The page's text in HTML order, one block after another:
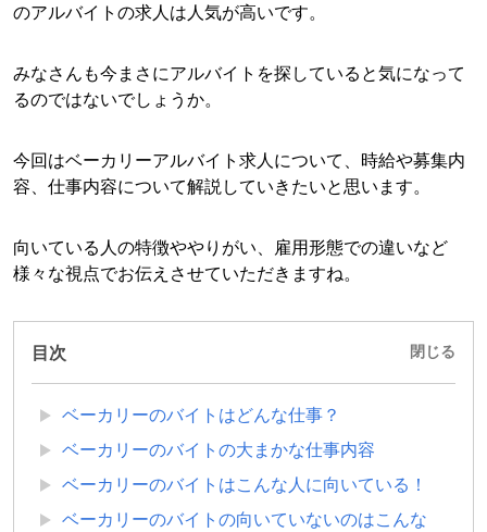
のアルバイトの求人は人気が高いです。
みなさんも今まさにアルバイトを探していると気になって
るのではないでしょうか。
今回はベーカリーアルバイト求人について、時給や募集内
容、仕事内容について解説していきたいと思います。
向いている人の特徴ややりがい、雇用形態での違いなど
様々な視点でお伝えさせていただきますね。
目次 閉じる
ベーカリーのバイトはどんな仕事？
ベーカリーのバイトの大まかな仕事内容
ベーカリーのバイトはこんな人に向いている！
ベーカリーのバイトの向いていないのはこんな